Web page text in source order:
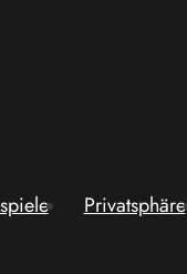
Privatsphäre